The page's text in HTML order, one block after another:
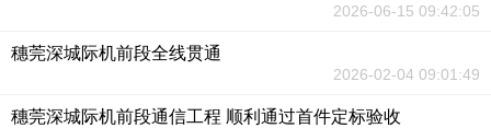
2026-06-15 09:42:05
穗莞深城际机前段全线贯通
2026-02-04 09:01:49
穗莞深城际机前段通信工程 顺利通过首件定标验收